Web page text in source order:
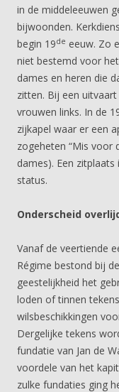
in de middeleeuwen
bijwoonden.
begin 19de eeuw. Zo
niet bestemd voor
dames en heren die
zitten. Bij een
vrouwen links. In de
zijkapel waar er een
zogeheten “Mis voor
dames). Een
status.
Onderscheid
Vanaf de veertiende
Régime bestond bij
geestelijkheid het
loden of tinnen
wilsbeschikkingen
Dergelijke tekens
fundatie van Jan de
voordele van het
zulke fundaties ging